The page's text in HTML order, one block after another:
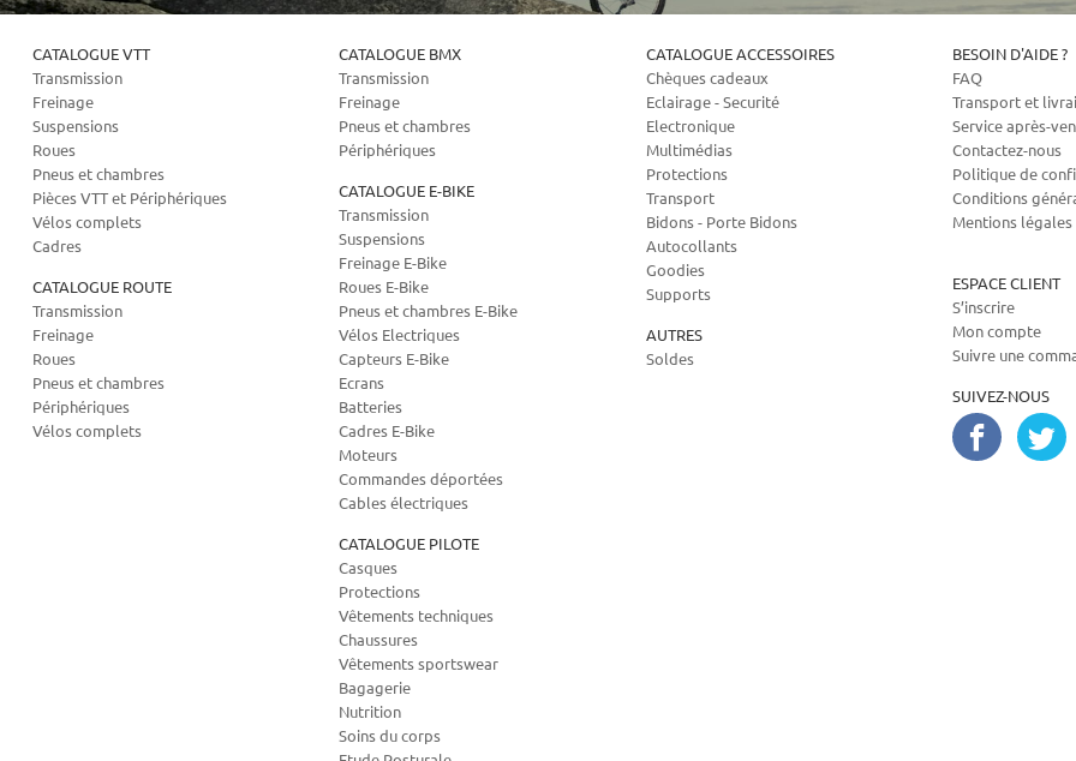
CATALOGUE VTT
Transmission
Freinage
Suspensions
Roues
Pneus et chambres
Pièces VTT et Périphériques
Vélos complets
Cadres
CATALOGUE ROUTE
Transmission
Freinage
Roues
Pneus et chambres
Périphériques
Vélos complets
CATALOGUE BMX
Transmission
Freinage
Pneus et chambres
Périphériques
CATALOGUE E-BIKE
Transmission
Suspensions
Freinage E-Bike
Roues E-Bike
Pneus et chambres E-Bike
Vélos Electriques
Capteurs E-Bike
Ecrans
Batteries
Cadres E-Bike
Moteurs
Commandes déportées
Cables électriques
CATALOGUE PILOTE
Casques
Protections
Vêtements techniques
Chaussures
Vêtements sportswear
Bagagerie
Nutrition
Soins du corps
CATALOGUE ACCESSOIRES
Chèques cadeaux
Eclairage - Securité
Electronique
Multimédias
Protections
Transport
Bidons - Porte Bidons
Autocollants
Goodies
Supports
AUTRES
Soldes
BESOIN D'AIDE ?
FAQ
Transport et
Service après-
Contactez-nous
Politique de
Conditions
Mentions légales
ESPACE CLIENT
S’inscrire
Mon compte
Suivre une
SUIVEZ-NOUS